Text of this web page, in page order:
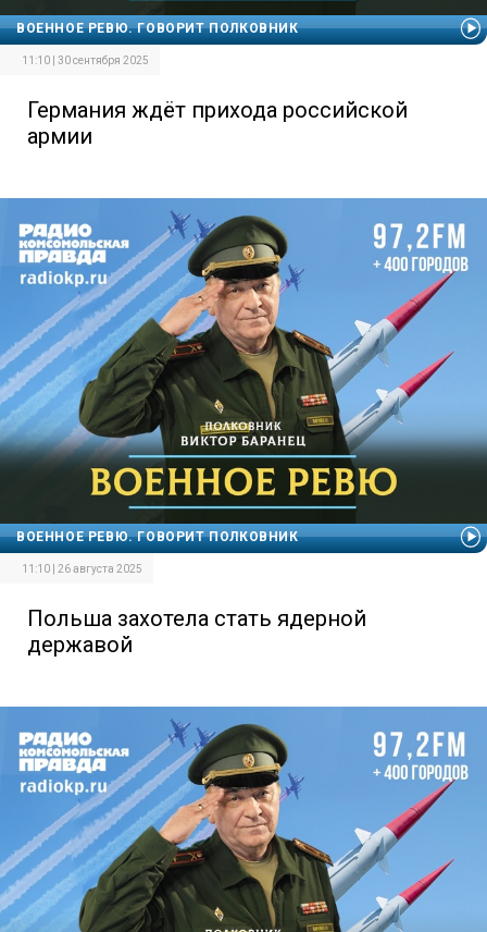
ВОЕННОЕ РЕВЮ. ГОВОРИТ ПОЛКОВНИК
11:10 | 30 сентября 2025
Германия ждёт прихода российской
армии
ВОЕННОЕ РЕВЮ. ГОВОРИТ ПОЛКОВНИК
11:10 | 26 августа 2025
Польша захотела стать ядерной
державой